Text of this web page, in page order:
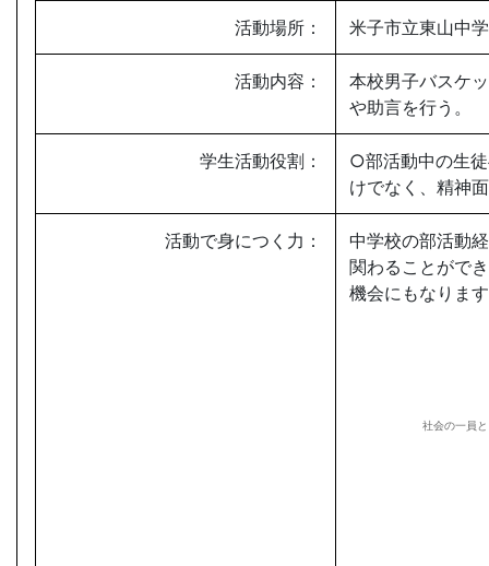
活動場所： 米子市立東山中
活動内容：
本校男子バスケ
や助言を行う。
学生活動役割：
○部活動中の生
けでなく、精神
活動で身につく力：
中学校の部活動
関わることがで
機会にもなりま